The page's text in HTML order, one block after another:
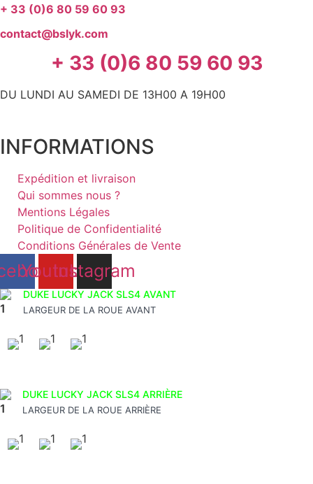
+ 33 (0)6 80 59 60 93
contact@bslyk.com
+ 33 (0)6 80 59 60 93
DU LUNDI AU SAMEDI DE 13H00 A 19H00
INFORMATIONS
Expédition et livraison
Qui sommes nous ?
Mentions Légales
Politique de Confidentialité
Conditions Générales de Vente
Youtube
Instagram
DUKE LUCKY JACK SLS4 AVANT
LARGEUR DE LA ROUE AVANT
DUKE LUCKY JACK SLS4 ARRIÈRE
LARGEUR DE LA ROUE ARRIÈRE